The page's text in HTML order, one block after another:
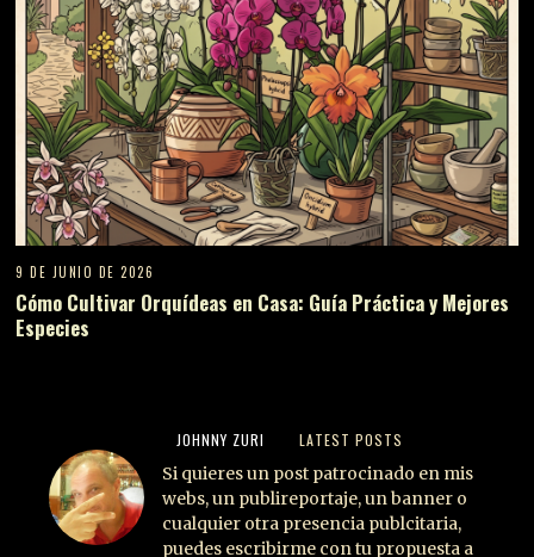
9 DE JUNIO DE 2026
Cómo Cultivar Orquídeas en Casa: Guía Práctica y Mejores
Especies
JOHNNY ZURI LATEST POSTS
Si quieres un post patrocinado en mis
webs, un publireportaje, un banner o
cualquier otra presencia publcitaria,
puedes escribirme con tu propuesta a